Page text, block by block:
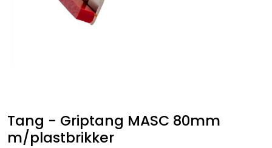
Tang - Griptang MASC 80mm
m/plastbrikker